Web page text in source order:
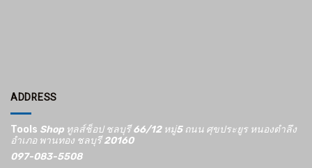
ADDRESS
Tools Shop ทูลส์ช็อป ชลบุรี 66/12​ หมู่5​ ถนน ศุขประยูร หนองตำลึง
อำเภอ พานทอง ชลบุรี 20160
097-083-5508